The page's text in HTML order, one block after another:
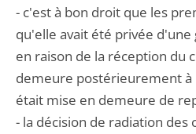
- c'est à bon droit que les
qu'elle avait été privée
en raison de la réception du
demeure postérieurement à
était mise en demeure de
- la décision de radiation des